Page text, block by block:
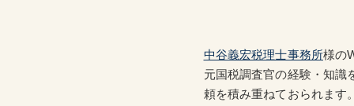
中谷義宏税理士事務所様の
元国税調査官の経験・知識
頼を積み重ねておられます